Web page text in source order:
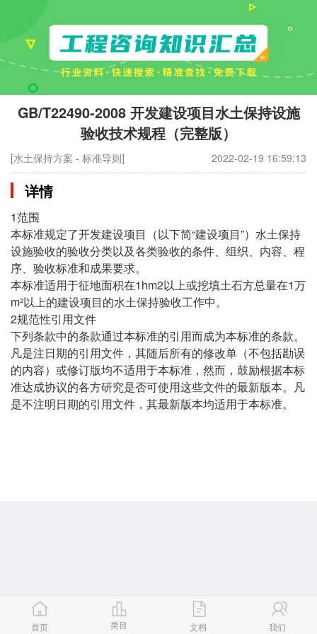
GB/T22490-2008 开发建设项目水土保持设施
验收技术规程（完整版）
[水土保持方案 - 标准导则] 2022-02-19 16:59:13
详情
1范围
本标准规定了开发建设项目（以下简“建设项目”）水土保持
设施验收的验收分类以及各类验收的条件、组织、内容、程
序、验收标准和成果要求。
本标准适用于征地面积在1hm2以上或挖填土石方总量在1万
m²以上的建设项目的水土保持验收工作中。
2规范性引用文件
下列条款中的条款通过本标准的引用而成为本标准的条款。
凡是注日期的引用文件，其随后所有的修改单（不包括勘误
的内容）或修订版均不适用于本标准，然而，鼓励根据本标
准达成协议的各方研究是否可使用这些文件的最新版本。凡
是不注明日期的引用文件，其最新版本均适用于本标准。
首页 类目 文档 我们